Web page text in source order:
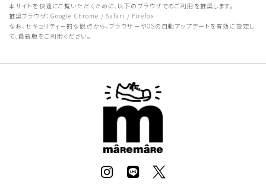
本サイトを快適にご覧いただくために、以下のブラウザでのご利用を推奨します。
推奨ブラウザ：Google Chrome / Safari / Firefox
なお、セキュリティー的な観点から、ブラウザーやOSの自動アップデートを有効に設定し
て、最新版をご利用ください。